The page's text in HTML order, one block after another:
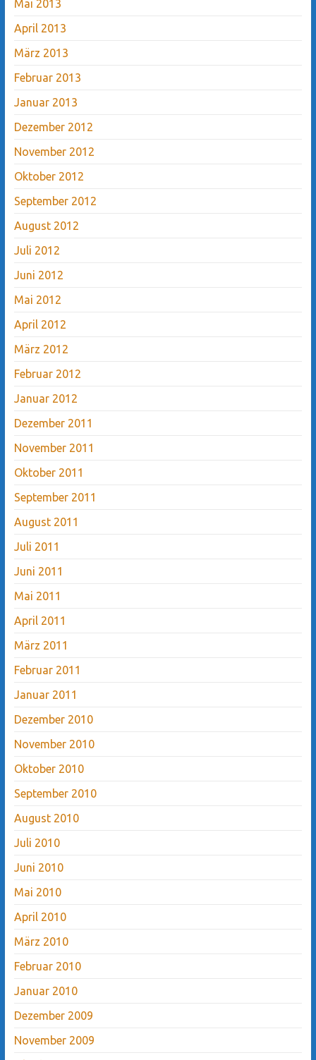
Mai 2013
April 2013
März 2013
Februar 2013
Januar 2013
Dezember 2012
November 2012
Oktober 2012
September 2012
August 2012
Juli 2012
Juni 2012
Mai 2012
April 2012
März 2012
Februar 2012
Januar 2012
Dezember 2011
November 2011
Oktober 2011
September 2011
August 2011
Juli 2011
Juni 2011
Mai 2011
April 2011
März 2011
Februar 2011
Januar 2011
Dezember 2010
November 2010
Oktober 2010
September 2010
August 2010
Juli 2010
Juni 2010
Mai 2010
April 2010
März 2010
Februar 2010
Januar 2010
Dezember 2009
November 2009